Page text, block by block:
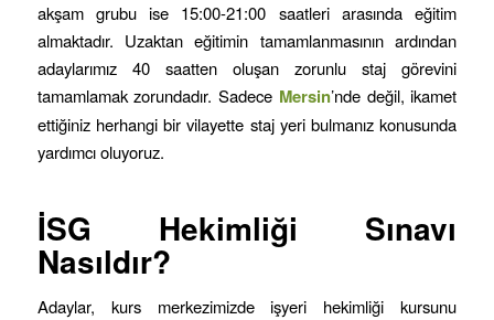
akşam grubu ise 15:00-21:00 saatleri arasında eğitim
almaktadır. Uzaktan eğitimin tamamlanmasının ardından
adaylarımız 40 saatten oluşan zorunlu staj görevini
tamamlamak zorundadır. Sadece Mersin’nde değil, ikamet
ettiğiniz herhangi bir vilayette staj yeri bulmanız konusunda
yardımcı oluyoruz.
İSG Hekimliği Sınavı
Nasıldır?
Adaylar, kurs merkezimizde işyeri hekimliği kursunu